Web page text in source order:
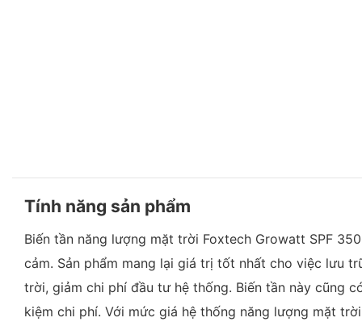
Tính năng sản phẩm
Biến tần năng lượng mặt trời Foxtech Growatt SPF
cảm. Sản phẩm mang lại giá trị tốt nhất cho việc lưu
trời, giảm chi phí đầu tư hệ thống. Biến tần này cũng
kiệm chi phí. Với mức giá hệ thống năng lượng mặt